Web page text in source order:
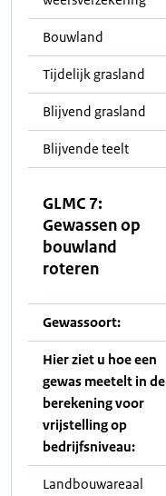
Bouwland
Tijdelijk grasland
Blijvend grasland
Blijvende teelt
GLMC 7:
Gewassen op
bouwland
roteren
Gewassoort:
Hier ziet u hoe een
gewas meetelt in de
berekening voor
vrijstelling op
bedrijfsniveau:
Landbouwareaal